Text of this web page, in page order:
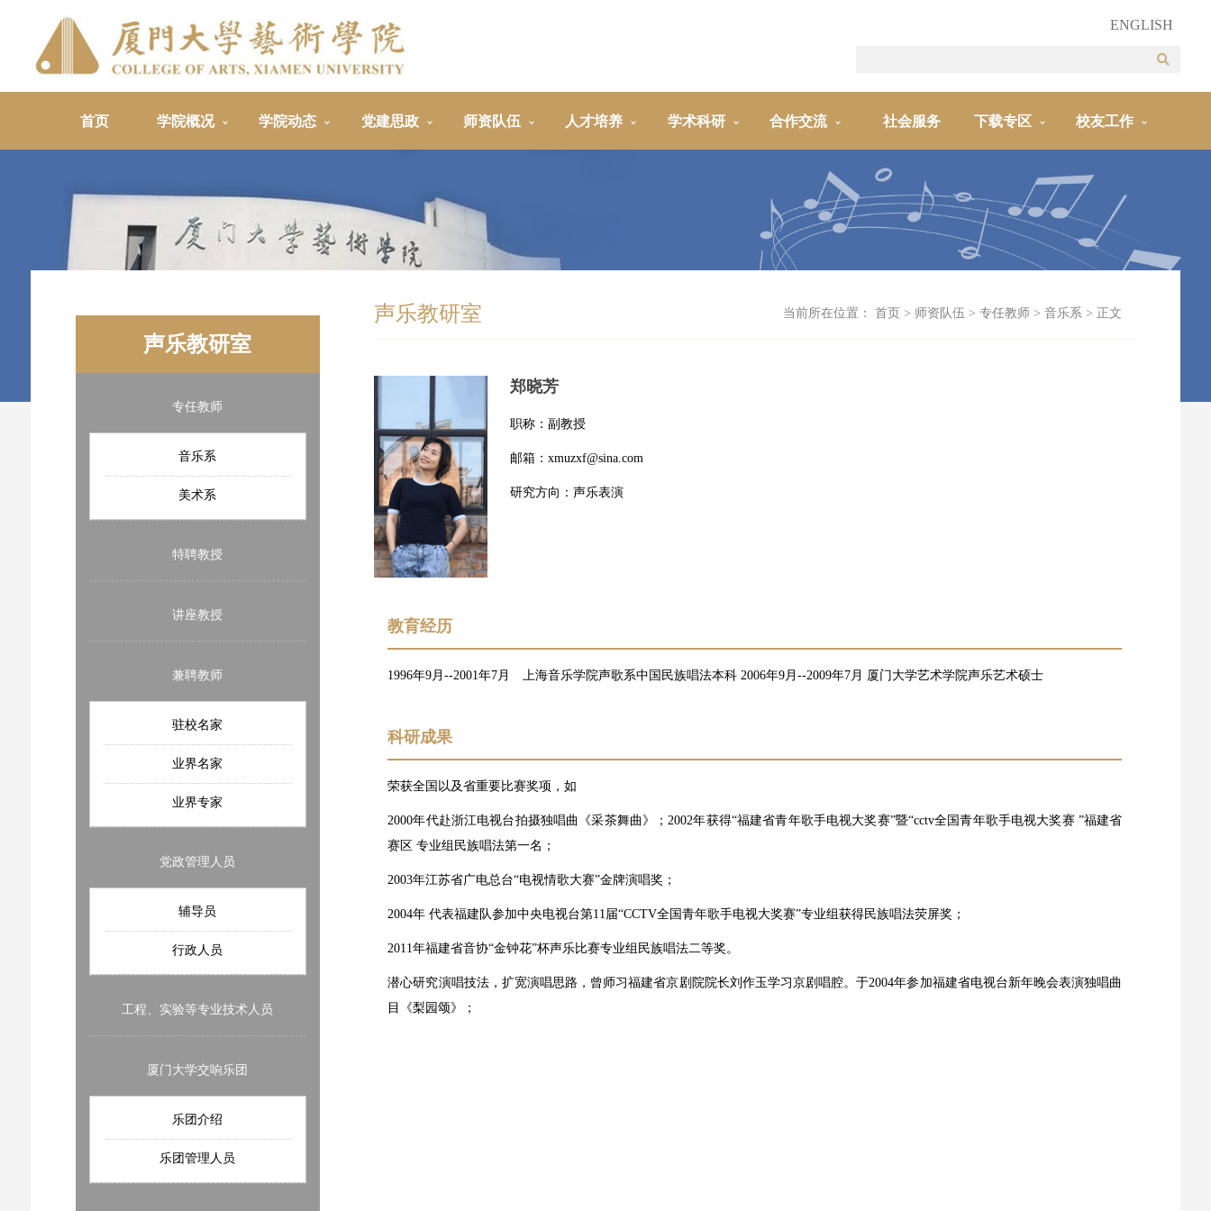
ENGLISH
首页 学院概况 学院动态 党建思政 师资队伍 人才培养 学术科研 合作交流 社会服务 下载专区 校友工作
声乐教研室
专任教师
音乐系
美术系
特聘教授
讲座教授
兼聘教师
驻校名家
业界名家
业界专家
党政管理人员
辅导员
行政人员
工程、实验等专业技术人员
厦门大学交响乐团
乐团介绍
乐团管理人员
声乐教研室 当前所在位置：首页 > 师资队伍 >专任教师 >音乐系 > 正文
郑晓芳
职称：副教授
邮箱：xmuzxf@sina.com
研究方向：声乐表演
教育经历
1996年9月--2001年7月 上海音乐学院声歌系中国民族唱法本科 2006年9月--2009年7月 厦门大学艺术学院声乐艺术硕士
科研成果
荣获全国以及省重要比赛奖项，如
2000年代赴浙江电视台拍摄独唱曲《采茶舞曲》；2002年获得“福建省青年歌手电视大奖赛”暨“cctv全国青年歌手电视大奖赛 ”福建省
赛区 专业组民族唱法第一名；
2003年江苏省广电总台“电视情歌大赛”金牌演唱奖；
2004年 代表福建队参加中央电视台第11届“CCTV全国青年歌手电视大奖赛”专业组获得民族唱法荧屏奖；
2011年福建省音协“金钟花”杯声乐比赛专业组民族唱法二等奖。
潜心研究演唱技法，扩宽演唱思路，曾师习福建省京剧院院长刘作玉学习京剧唱腔。于2004年参加福建省电视台新年晚会表演独唱曲
目《梨园颂》；